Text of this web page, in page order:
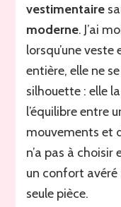
vestimentaire
moderne. J’ai
lorsqu’une
entière, elle ne
silhouette : elle
l’équilibre entre
mouvements et
n’a pas à
un confort avéré
seule pièce.